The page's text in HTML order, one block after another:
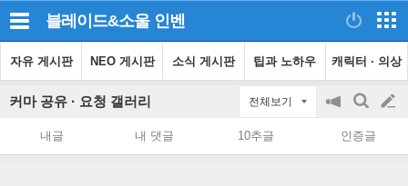
블레이드&소울 인벤
자유 게시판 NEO 게시판 소식 게시판 팁과 노하우 캐릭터 · 의상
커마 공유 · 요청 갤러리 전체보기
공
on/off
검
색
글
쓰
내글 내 댓글 10추글 인증글